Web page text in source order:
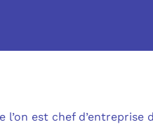
l’on est chef d’entreprise